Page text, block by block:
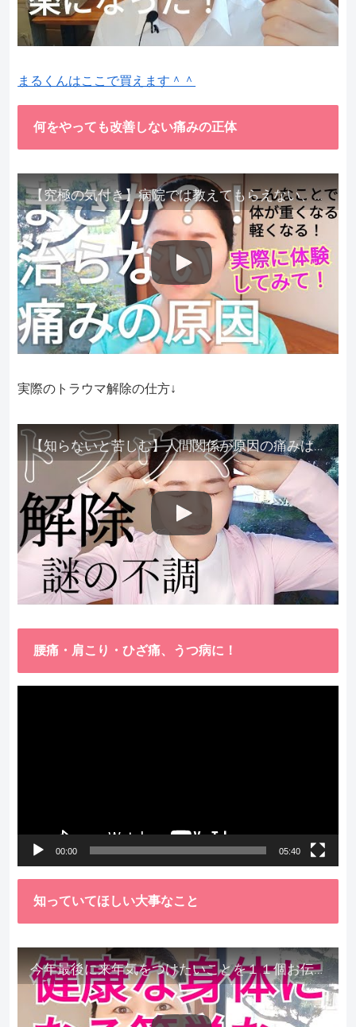
まるくんはここで買えます＾＾
何をやっても改善しない痛みの正体
【究極の気付き】病院では教えてもらえない、その長年悩んできた痛み、症状、どうして治らないのか？痛みの正体、実際に今すぐ試して知ってほしい。
実際のトラウマ解除の仕方↓
【知らないと苦しむ】人間関係が原因の痛みはトラウマ解除が必須。病院に行っても原因不明で治らない不調はこれをしてからケアしてみてください。
腰痛・肩こり・ひざ痛、うつ病に！
00:00 05:40
知っていてほしい大事なこと
今年最後に来年気をつけたいことを１１個お伝えします。